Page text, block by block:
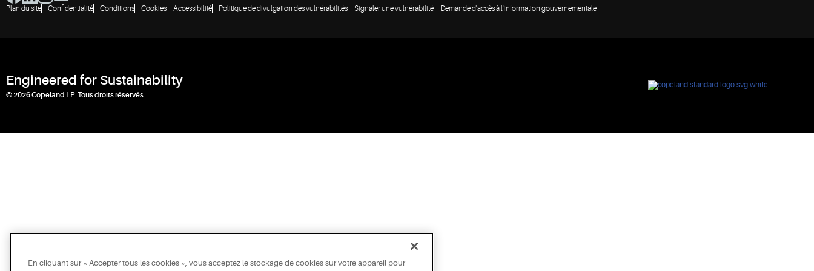
Plan du site Confidentialité Conditions Cookies Accessibilité Politique de divulgation des vulnérabilités Signaler une vulnérabilité Demande d'accès à l'information gouvernementale
Engineered for Sustainability
© 2026 Copeland LP. Tous droits réservés.
En cliquant sur « Accepter tous les cookies », vous acceptez le stockage de cookies sur votre appareil pour